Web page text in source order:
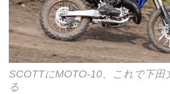
SCOTTにMOTO-10、これで下田
る